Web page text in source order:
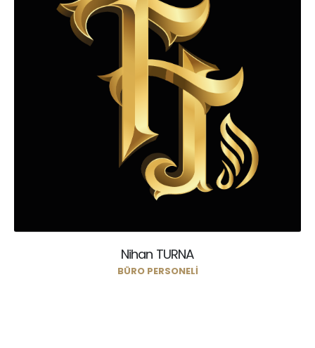
Nihan TURNA
BÜRO PERSONELI